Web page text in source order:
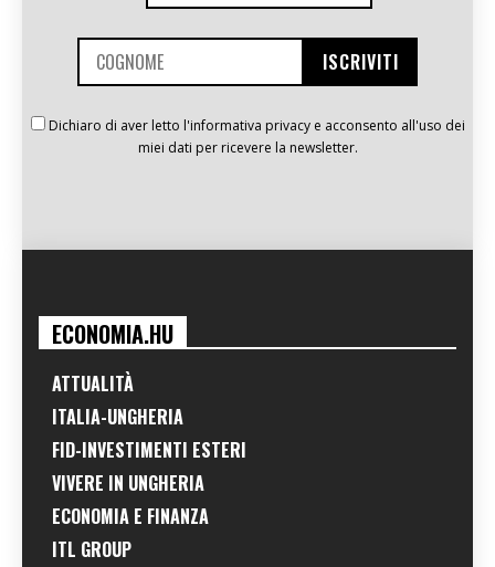
Dichiaro di aver letto l'informativa privacy e acconsento all'uso dei
miei dati per ricevere la newsletter.
ECONOMIA.HU
ATTUALITÀ
ITALIA-UNGHERIA
FID-INVESTIMENTI ESTERI
VIVERE IN UNGHERIA
ECONOMIA E FINANZA
ITL GROUP